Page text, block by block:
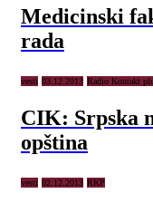
Medicinski
rada
vesti 03.12.2013 Radio Kontakt
CIK: Srpska
opština
vesti 02.12.2013 RKP